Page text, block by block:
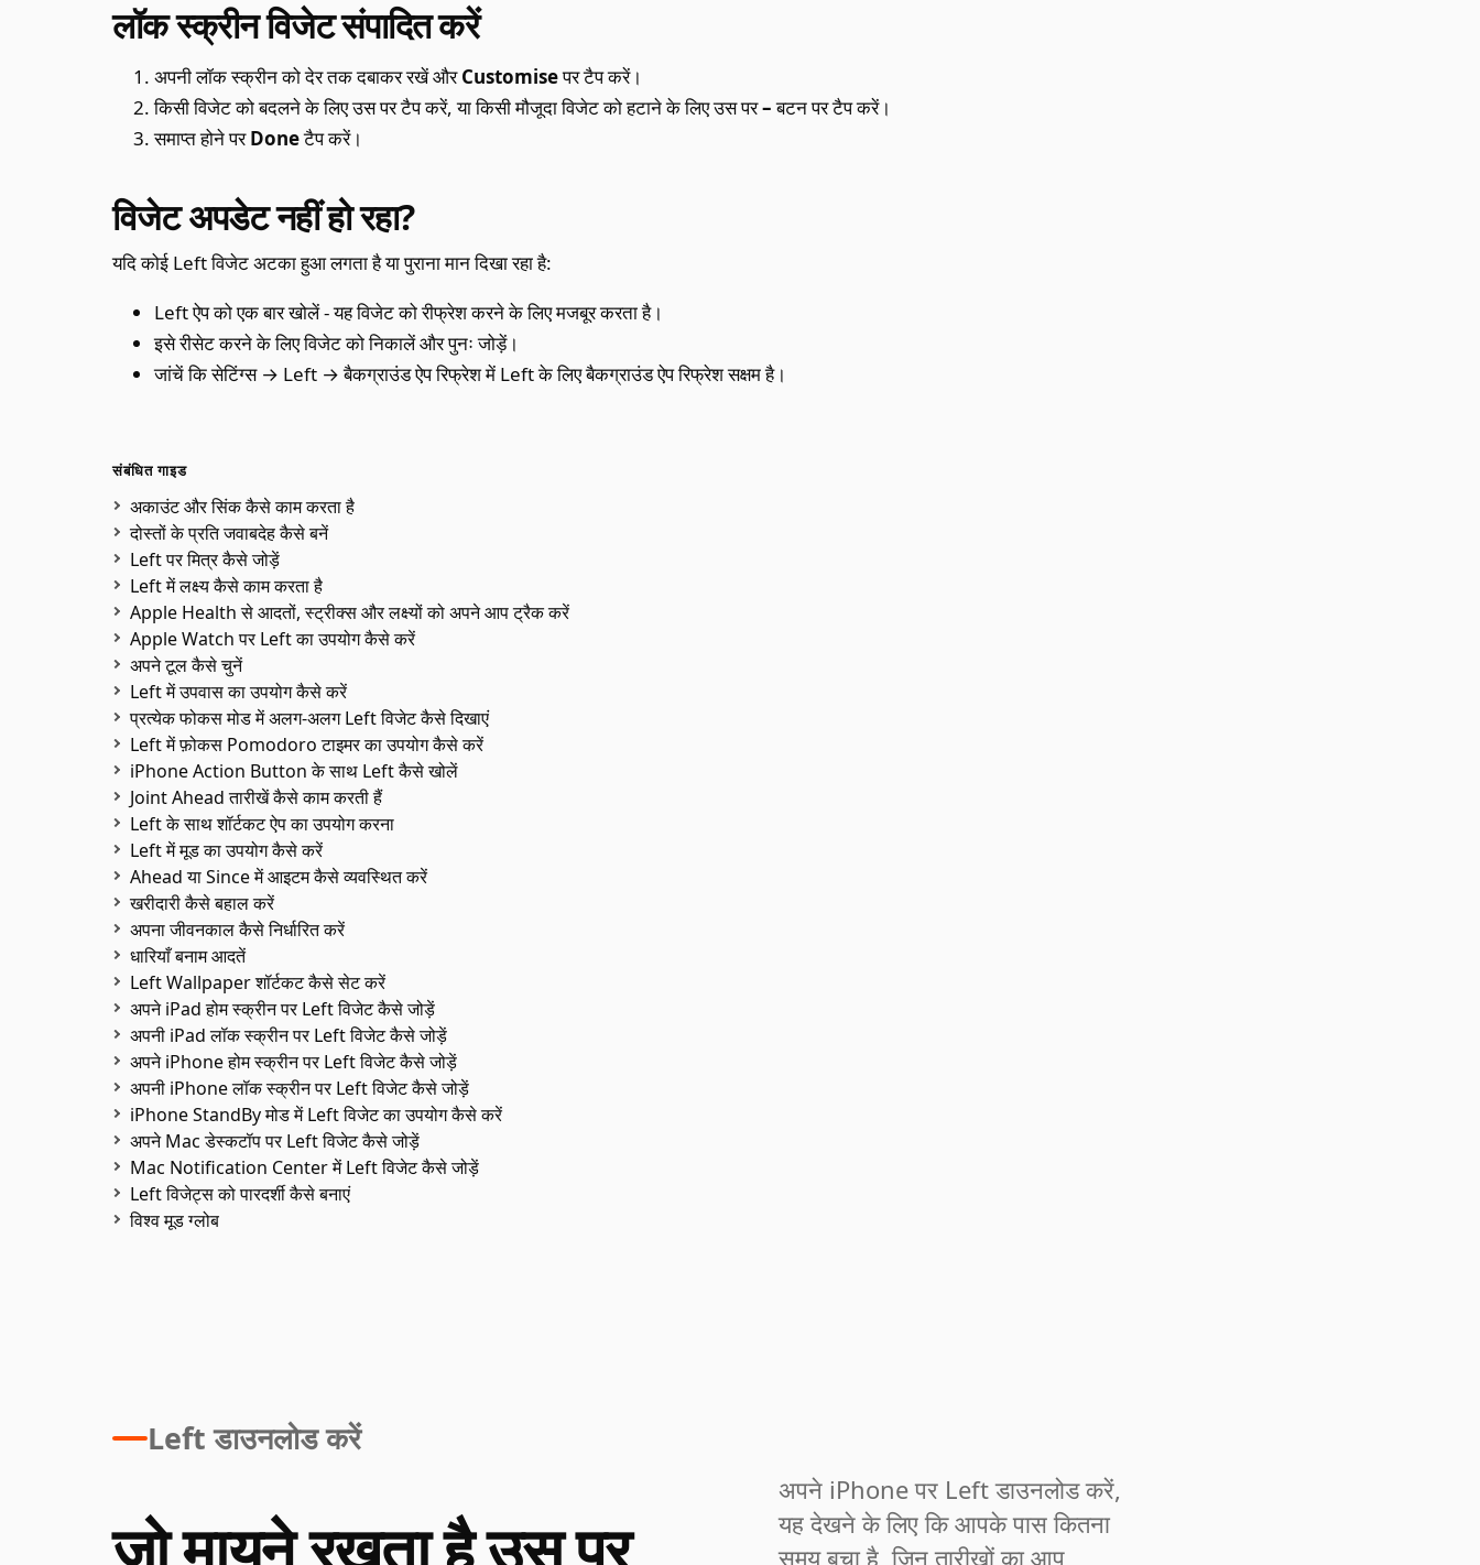
लॉक स्क्रीन विजेट संपादित करें
अपनी लॉक स्क्रीन को देर तक दबाकर रखें औरCustomiseपर टैप करें।
किसी विजेट को बदलने के लिए उस पर टैप करें, या किसी मौजूदा विजेट को हटाने के लिए उस पर–बटन पर टैप करें।
समाप्त होने परDoneटैप करें।
विजेट अपडेट नहीं हो रहा?
यदि कोई Left विजेट अटका हुआ लगता है या पुराना मान दिखा रहा है:
Left ऐप को एक बार खोलें - यह विजेट को रीफ्रेश करने के लिए मजबूर करता है।
इसे रीसेट करने के लिए विजेट को निकालें और पुनः जोड़ें।
जांचें कि सेटिंग्स → Left → बैकग्राउंड ऐप रिफ्रेश में Left के लिए बैकग्राउंड ऐप रिफ्रेश सक्षम है।
संबंधित गाइड
अकाउंट और सिंक कैसे काम करता है
दोस्तों के प्रति जवाबदेह कैसे बनें
Left पर मित्र कैसे जोड़ें
Left में लक्ष्य कैसे काम करता है
Apple Health से आदतों, स्ट्रीक्स और लक्ष्यों को अपने आप ट्रैक करें
Apple Watch पर Left का उपयोग कैसे करें
अपने टूल कैसे चुनें
Left में उपवास का उपयोग कैसे करें
प्रत्येक फोकस मोड में अलग-अलग Left विजेट कैसे दिखाएं
Left में फ़ोकस Pomodoro टाइमर का उपयोग कैसे करें
iPhone Action Button के साथ Left कैसे खोलें
Joint Ahead तारीखें कैसे काम करती हैं
Left के साथ शॉर्टकट ऐप का उपयोग करना
Left में मूड का उपयोग कैसे करें
Ahead या Since में आइटम कैसे व्यवस्थित करें
खरीदारी कैसे बहाल करें
अपना जीवनकाल कैसे निर्धारित करें
धारियाँ बनाम आदतें
Left Wallpaper शॉर्टकट कैसे सेट करें
अपने iPad होम स्क्रीन पर Left विजेट कैसे जोड़ें
अपनी iPad लॉक स्क्रीन पर Left विजेट कैसे जोड़ें
अपने iPhone होम स्क्रीन पर Left विजेट कैसे जोड़ें
अपनी iPhone लॉक स्क्रीन पर Left विजेट कैसे जोड़ें
iPhone StandBy मोड में Left विजेट का उपयोग कैसे करें
अपने Mac डेस्कटॉप पर Left विजेट कैसे जोड़ें
Mac Notification Center में Left विजेट कैसे जोड़ें
Left विजेट्स को पारदर्शी कैसे बनाएं
विश्व मूड ग्लोब
Left डाउनलोड करें
अपने iPhone पर Left डाउनलोड करें,
यह देखने के लिए कि आपके पास कितना
समय बचा है, जिन तारीखों का आप